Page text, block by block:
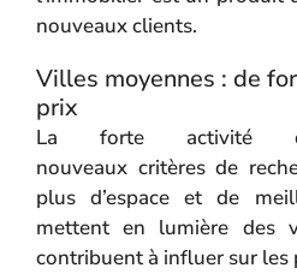
nouveaux clients.
Villes moyennes : de
prix
La forte activité
nouveaux critèresde
plus d’espace et de
mettent en lumière des
contribuent à influer sur les